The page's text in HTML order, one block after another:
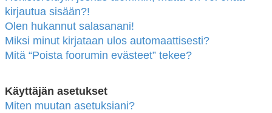
kirjautua sisään?!
Olen hukannut salasanani!
Miksi minut kirjataan ulos automaattisesti?
Mitä “Poista foorumin evästeet” tekee?
Käyttäjän asetukset
Miten muutan asetuksiani?